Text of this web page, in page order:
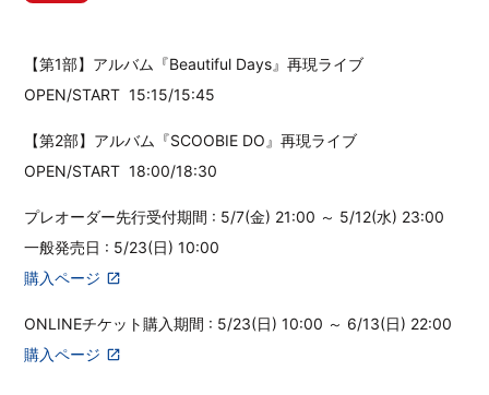
【第1部】アルバム『Beautiful Days』再現ライブ
OPEN/START 15:15/15:45
【第2部】アルバム『SCOOBIE DO』再現ライブ
OPEN/START 18:00/18:30
プレオーダー先行受付期間 : 5/7(金) 21:00 ～ 5/12(水) 23:00
一般発売日 : 5/23(日) 10:00
購入ページ
ONLINEチケット購入期間 : 5/23(日) 10:00 ～ 6/13(日) 22:00
購入ページ